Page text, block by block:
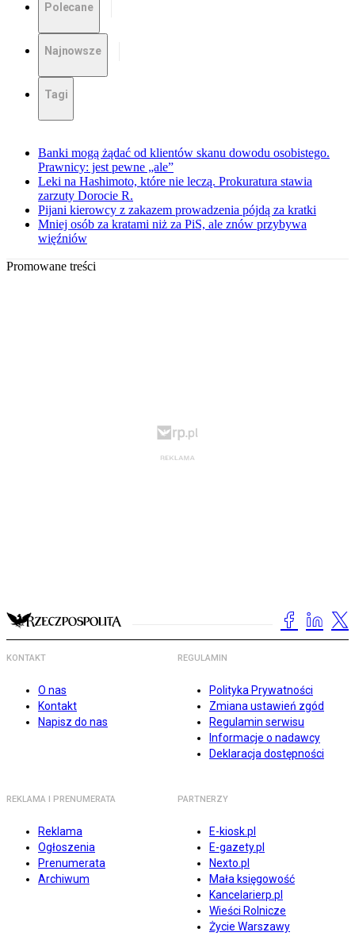
Polecane
Najnowsze
Tagi
Banki mogą żądać od klientów skanu dowodu osobistego.
Prawnicy: jest pewne „ale”
Leki na Hashimoto, które nie leczą. Prokuratura stawia
zarzuty Dorocie R.
Pijani kierowcy z zakazem prowadzenia pójdą za kratki
Mniej osób za kratami niż za PiS, ale znów przybywa
więźniów
Promowane treści
KONTAKT
O nas
Kontakt
Napisz do nas
REGULAMIN
Polityka Prywatności
Zmiana ustawień zgód
Regulamin serwisu
Informacje o nadawcy
Deklaracja dostępności
REKLAMA I PRENUMERATA
Reklama
Ogłoszenia
Prenumerata
Archiwum
PARTNERZY
E-kiosk.pl
E-gazety.pl
Nexto.pl
Mała księgowość
Kancelarierp.pl
Wieści Rolnicze
Życie Warszawy